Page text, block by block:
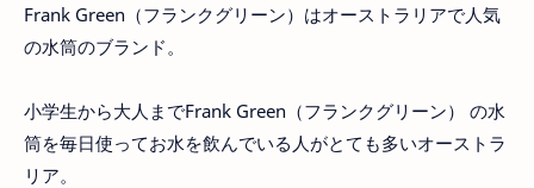
Frank Green（フランクグリーン）はオーストラリアで人気
の水筒のブランド。
小学生から大人までFrank Green（フランクグリーン） の水
筒を毎日使ってお水を飲んでいる人がとても多いオーストラ
リア。